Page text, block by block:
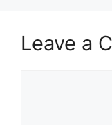
Leave a